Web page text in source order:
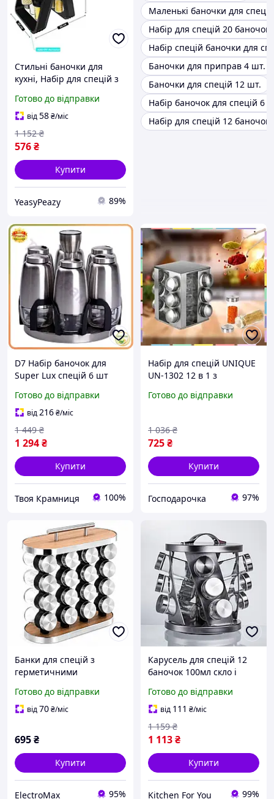
Стильні баночки для
кухні, Набір для спецій з
Маленькі баночки спецій
KB-28
Готово до відправки
від58₴/міс
576₴
1 152 ₴
Купити
YeasyPeazy 89%
Маленькі баночки для спецій
Набір для спецій 20 баночок
Набір спецій баночки для
Баночки для приправ 4 шт.
Баночки для спецій 12 шт.
Набір баночок для спецій 6
Набір для спецій 12 баночок
D7 Набір баночок для
Super Lux спецій 6 шт
герметичні контейнери
для кухні органайзер
MOD58L
Готово до відправки
від216₴/міс
1 294₴
1 449 ₴
Купити
Твоя Крамниця 100%
Набір для спецій UNIQUE
UN-1302 12 в 1 з
герметичними
Готово до відправки
725₴
1 036 ₴
Купити
Господарочка 97%
Банки для спецій з
герметичними
баночки для спецій з
підставкою GS-85
Готово до відправки
від70₴/міс
695₴
Купити
ElectroMax 95%
Карусель для спецій 12
баночок 100мл скло і
спецій з герметичними
кришками
Готово до відправки
від 111 ₴/міс
1 113₴
1 159 ₴
Купити
Kitchen For You 99%